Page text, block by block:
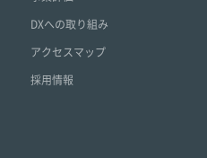
DXへの取り組み
アクセスマップ
採用情報